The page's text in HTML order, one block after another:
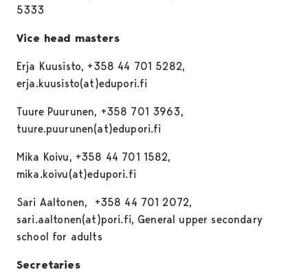
5333
Vice head masters
Erja Kuusisto, +358 44 701 5282,
erja.kuusisto(at)edupori.fi
Tuure Puurunen, +358 701 3963,
tuure.puurunen(at)edupori.fi
Mika Koivu, +358 44 701 1582,
mika.koivu(at)edupori.fi
Sari Aaltonen, +358 44 701 2072,
sari.aaltonen(at)pori.fi, General upper secondary
school for adults
Secretaries